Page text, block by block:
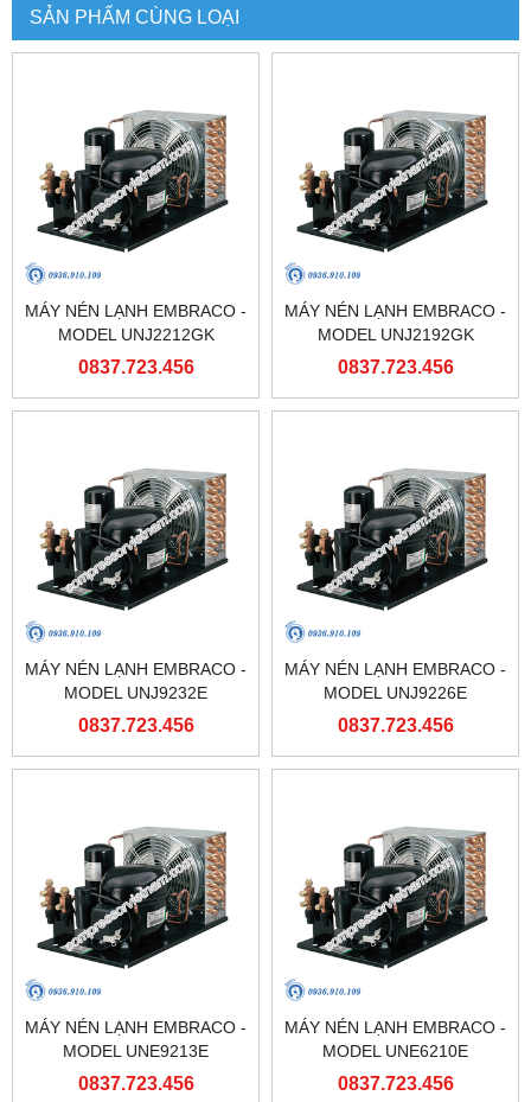
SẢN PHẨM CÙNG LOẠI
MÁY NÉN LẠNH EMBRACO -
MODEL UNJ2212GK
0837.723.456
MÁY NÉN LẠNH EMBRACO -
MODEL UNJ2192GK
0837.723.456
MÁY NÉN LẠNH EMBRACO -
MODEL UNJ9232E
0837.723.456
MÁY NÉN LẠNH EMBRACO -
MODEL UNJ9226E
0837.723.456
MÁY NÉN LẠNH EMBRACO -
MODEL UNE9213E
0837.723.456
MÁY NÉN LẠNH EMBRACO -
MODEL UNE6210E
0837.723.456